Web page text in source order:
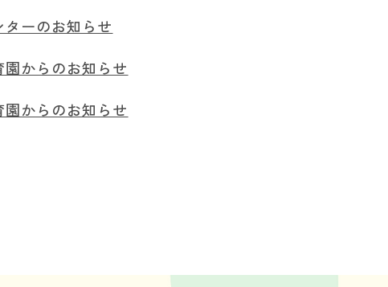
ーのお知らせ
からのお知らせ
からのお知らせ